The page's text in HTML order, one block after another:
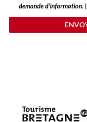
demande d'information. |